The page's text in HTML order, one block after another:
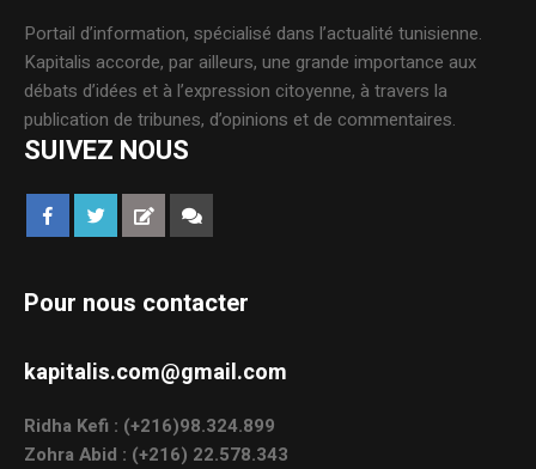
Portail d’information, spécialisé dans l’actualité tunisienne.
Kapitalis accorde, par ailleurs, une grande importance aux
débats d’idées et à l’expression citoyenne, à travers la
publication de tribunes, d’opinions et de commentaires.
SUIVEZ NOUS
Pour nous contacter
kapitalis.com@gmail.com
Ridha Kefi : (+216)98.324.899
Zohra Abid : (+216) 22.578.343